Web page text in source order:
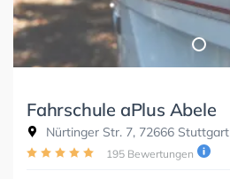
Fahrschule aPlus Abele
Nürtinger Str. 7, 72666 Stuttgart
195 Bewertungen